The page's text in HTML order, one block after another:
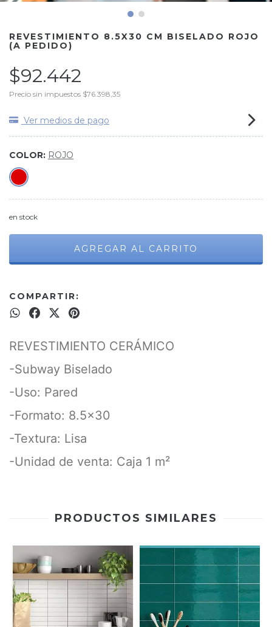
REVESTIMIENTO 8.5X30 CM BISELADO ROJO
(A PEDIDO)
$92.442
Precio sin impuestos $76.398,35
Ver medios de pago
COLOR: ROJO
en stock
COMPARTIR:
REVESTIMIENTO CERÁMICO
-Subway Biselado
-Uso: Pared
-Formato: 8.5x30
-Textura: Lisa
-Unidad de venta: Caja 1 m²
PRODUCTOS SIMILARES